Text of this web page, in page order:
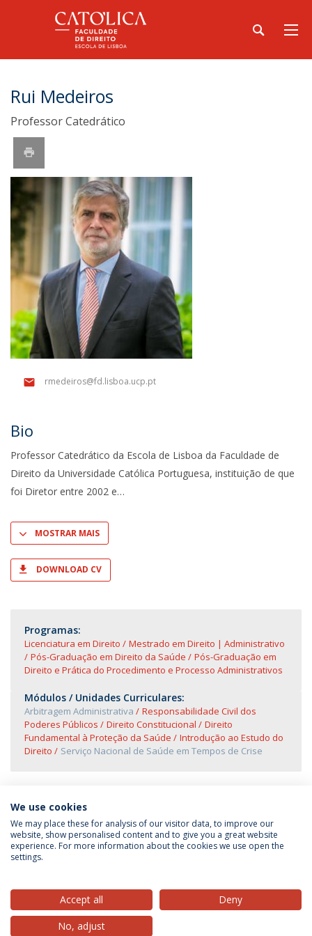
Rui Medeiros
Professor Catedrático
rmedeiros@fd.lisboa.ucp.pt
Bio
Professor Catedrático da Escola de Lisboa da Faculdade de
Direito da Universidade Católica Portuguesa, instituição de que
foi Diretor entre 2002 e
MOSTRAR MAIS
DOWNLOAD CV
Programas:
Licenciatura em Direito
Mestrado em Direito | Administrativo
Pós-Graduação em Direito da Saúde
Pós-Graduação em
Direito e Prática do Procedimento e Processo Administrativos
Módulos / Unidades Curriculares:
Arbitragem Administrativa
Responsabilidade Civil dos
Poderes Públicos
Direito Constitucional
Direito
Fundamental à Proteção da Saúde
Introdução ao Estudo do
Direito
Serviço Nacional de Saúde em Tempos de Crise
Política de Privacidade
Termos & Condições
We use cookies
We may place these for analysis of our visitor data, to improve our
website, show personalised content and to give you a great website
experience. For more information about the cookies we use open the
settings.
Accept all
Deny
No, adjust